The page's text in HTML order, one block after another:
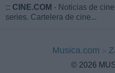
:: CINE.COM - Noticias de
series. Cartelera de cine...
Musica.com
© 2026